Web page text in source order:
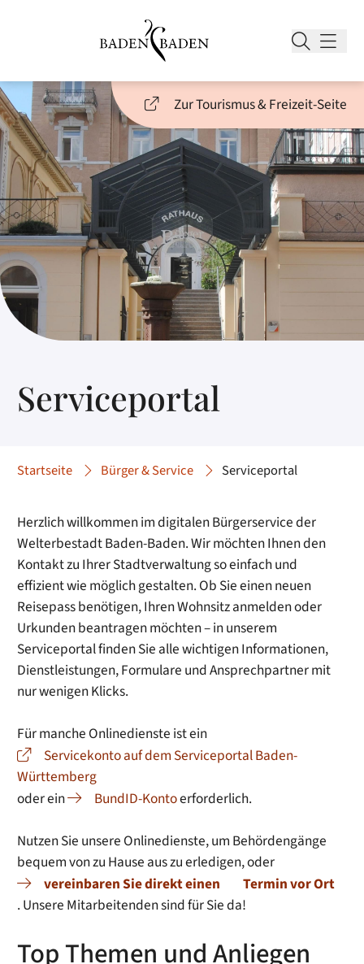
Zur Tourismus & Freizeit-Seite
Serviceportal
Startseite Bürger & Service Serviceportal
Herzlich willkommen im digitalen Bürgerservice der
Welterbestadt Baden-Baden. Wir möchten Ihnen den
Kontakt zu Ihrer Stadtverwaltung so einfach und
effizient wie möglich gestalten. Ob Sie einen neuen
Reisepass benötigen, Ihren Wohnsitz anmelden oder
Urkunden beantragen möchten – in unserem
Serviceportal finden Sie alle wichtigen Informationen,
Dienstleistungen, Formulare und Ansprechpartner mit
nur wenigen Klicks.
Für manche Onlinedienste ist ein
Servicekonto auf dem Serviceportal Baden-
Württemberg
oder ein
BundID-Kontoerforderlich.
Nutzen Sie unsere Onlinedienste, um Behördengänge
bequem von zu Hause aus zu erledigen, oder
vereinbaren Sie direkt einen
Termin vor Ort
. Unsere Mitarbeitenden sind für Sie da!
Top Themen und Anliegen